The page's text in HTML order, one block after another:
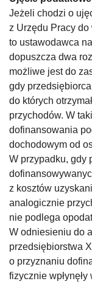
Jeżeli chodzi o
z Urzędu Pracy
to ustawodawca
dopuszcza dwa
możliwe jest do
gdy
do których
przychodów. W
dofinansowania
dochodowym od
W przypadku, gdy
z kosztów
analogicznie
nie podlega
W odniesieniu do
przedsiębiorstwa
o przyznaniu
fizycznie